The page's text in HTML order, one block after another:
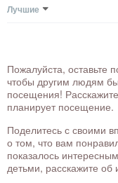
Лучшие
Пожалуйста, оставьте
чтобы другим людям
посещения!
планирует посещение.
Поделитесь с своими
о том, что вам
показалось
детьми, расскажите об